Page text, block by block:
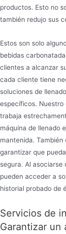
productos. Esto no
también redujo sus
Estos son solo
bebidas
clientes a alcanzar
cada cliente tiene
soluciones de
específicos. Nuestro
trabaja
máquina de llenado
mantenida.
garantizar que
segura. Al asociarse
pueden acceder a
historial probado de
Servicios de
Garantizar un